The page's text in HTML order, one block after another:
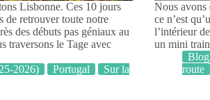
Lisbonne. Ces 10 jours
de retrouver toute notre
des débuts pas géniaux au
traversons le Tage avec
2026) Portugal
Sur la
Nous avons
ce n’est
l’intérieur
un mini
Blog
route